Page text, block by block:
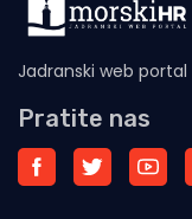
Jadranski web portal
Pratite nas